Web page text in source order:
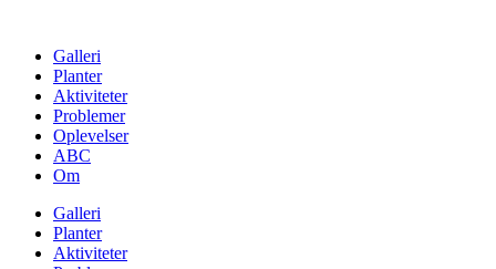
contentGalleri
Planter
Aktiviteter
Problemer
Oplevelser
ABC
Om
Galleri
Planter
Aktiviteter